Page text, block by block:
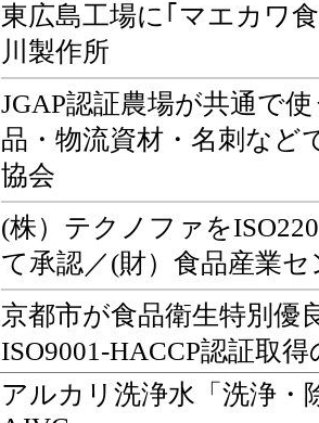
東広島工場に｢マエカワ
川製作所
JGAP認証農場が共通で
品・物流資材・名刺など
協会
(株）テクノファを
て承認／(財）食品産業セ
京都市が食品衛生特別優
ISO9001-HACCP認証取
アルカリ洗浄水「洗浄・